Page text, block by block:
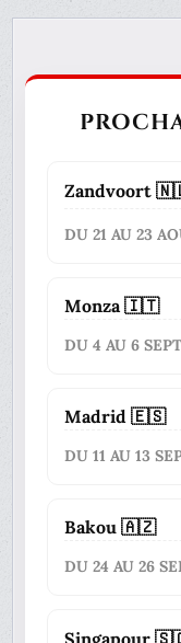
Zandvoort
DU 21 AU 23
Monza 🇮🇹
DU 4 AU 6
Madrid 🇪🇸
DU 11 AU 13
Bakou 🇦🇿
DU 24 AU 26
Singapour